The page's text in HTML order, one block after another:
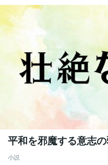
平和を邪魔する意志
小説